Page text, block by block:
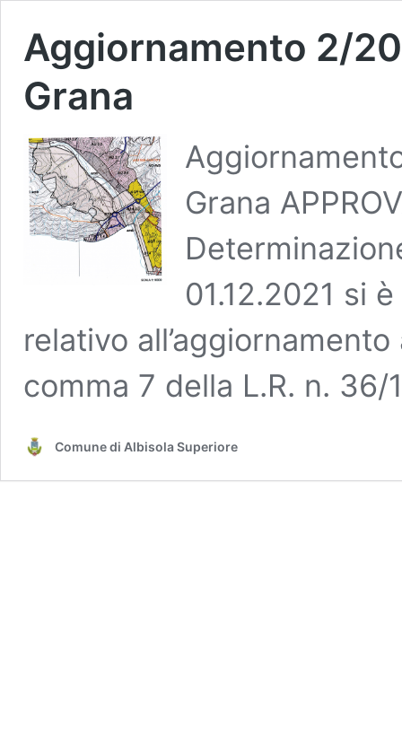
Aggiornamento 2/
Grana
Grana
01.12.2021 si
relativo
comma 7 della L.R. n.
Comune di Albisola Superiore